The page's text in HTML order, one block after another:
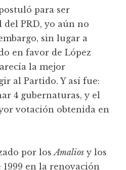
para ser
del PRD, yo aún no
sin lugar a
en favor de López
la mejor
al Partido. Y así fue:
4 gubernaturas, y el
votación obtenida en
por losAmalios y los
1999 en la renovación